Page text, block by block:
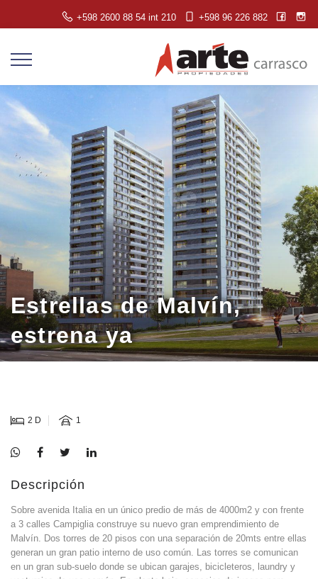
+598 96 226 882
+598 2600 88 54 int 210
Estrellas de Malvín,
estrena ya
2 D 1
Descripción
Sobre avenida Italia en un único predio de más de 4000m2 y con frente
a 3 calles Campiglia construye su nuevo gran emprendimiento de
Malvín. Dos torres de 20 pisos con una separación de 20mts entre ellas
generan un gran patio interno de uso común. Las torres se comunican
en un gran sub-suelo donde se ubican garajes, bicicleteros, laundry y